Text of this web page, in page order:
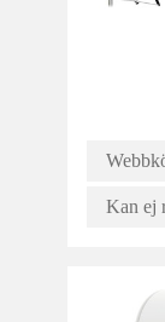
Kan ej